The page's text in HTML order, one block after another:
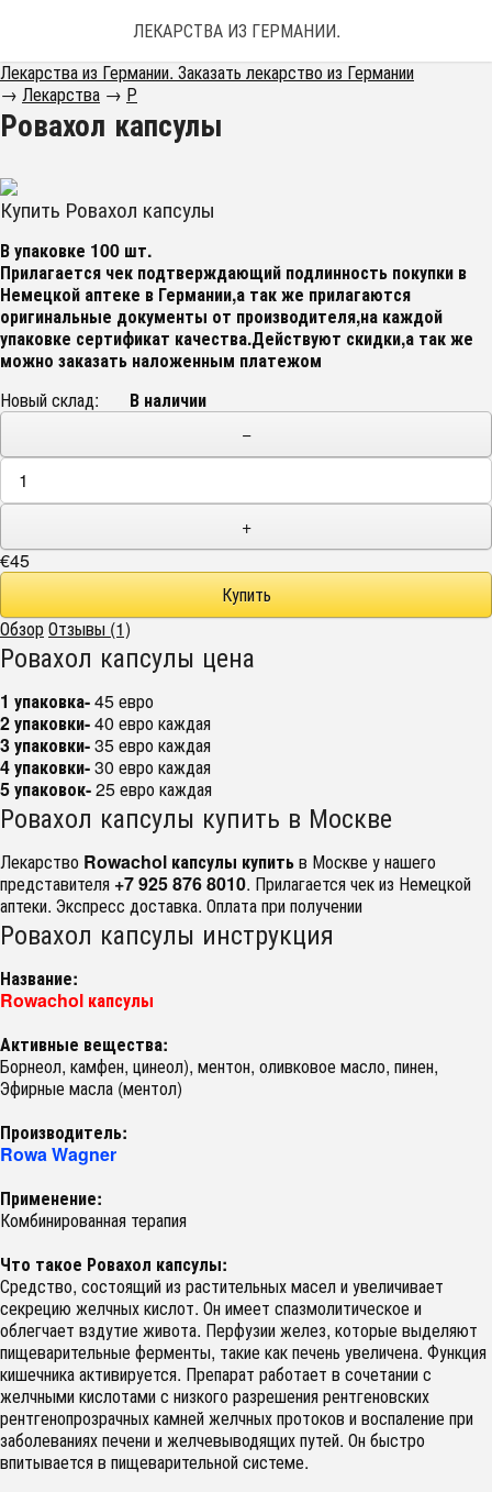
ЛЕКАРСТВА ИЗ ГЕРМАНИИ. ЗАКАЗАТЬ
Лекарства из Германии. Заказать лекарство из Германии
→ Лекарства → Р
Ровахол капсулы
Купить Ровахол капсулы
В упаковке 100 шт.
Прилагается чек подтверждающий подлинность покупки в
Немецкой аптеке в Германии,а так же прилагаются
оригинальные документы от производителя,на каждой
упаковке сертификат качества.Действуют скидки,а так же
можно заказать наложенным платежом
Новый склад:
В наличии
−
+
€45
ОбзорОтзывы (1)
Ровахол капсулы цена
1 упаковка-45 евро
2 упаковки-40 евро каждая
3 упаковки-35 евро каждая
4 упаковки-30 евро каждая
5 упаковок-25 евро каждая
Ровахол капсулы купить в Москве
Лекарство Rowachol капсулы купитьв Москве у нашего
представителя +7 925 876 8010. Прилагается чек из Немецкой
аптеки. Экспресс доставка. Оплата при получении
Ровахол капсулы инструкция
Название:
Rowachol капсулы
Активные вещества:
Борнеол, камфен, цинеол), ментон, оливковое масло, пинен,
Эфирные масла (ментол)
Производитель:
Rowa Wagner
Применение:
Комбинированная терапия
Что такое Ровахол капсулы:
Средство, состоящий из растительных масел и увеличивает
секрецию желчных кислот. Он имеет спазмолитическое и
облегчает вздутие живота. Перфузии желез, которые выделяют
пищеварительные ферменты, такие как печень увеличена. Функция
кишечника активируется. Препарат работает в сочетании с
желчными кислотами с низкого разрешения рентгеновских
рентгенопрозрачных камней желчных протоков и воспаление при
заболеваниях печени и желчевыводящих путей. Он быстро
впитывается в пищеварительной системе.